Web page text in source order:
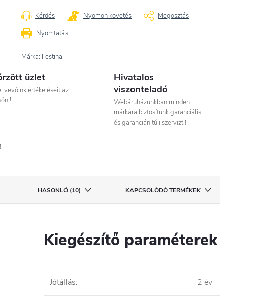
Nyomtatás
Kérdés Nyomon követés Megosztás
Márka: Festina
üzlet
vevőink értékeléseit az
!
Hivatalos
viszonteladó
Webáruházunkban minden
márkára biztosítunk garanciális
és garancián túli szervizt !
HASONLÓ (10) KAPCSOLÓDÓ TERMÉKEK
Kiegészítő paraméterek
Jótállás: 2 év